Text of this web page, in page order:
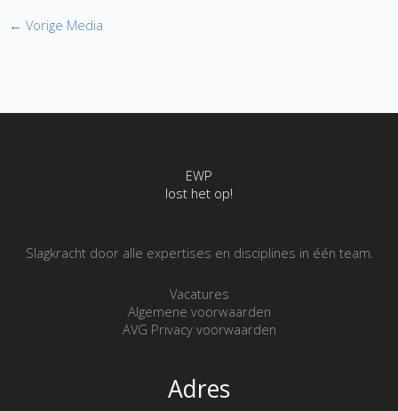
← Vorige Media
EWP
lost het op!
Slagkracht door alle expertises en disciplines in één team.
Vacatures
Algemene voorwaarden
AVG Privacy voorwaarden
Adres